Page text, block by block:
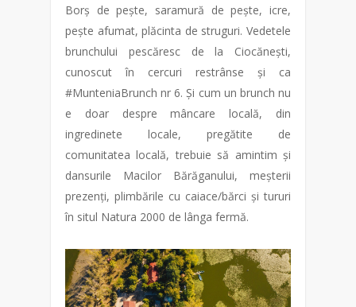
Borș de pește, saramură de pește, icre,
pește afumat, plăcinta de struguri. Vedetele
brunchului pescăresc de la Ciocănești,
cunoscut în cercuri restrânse și ca
#MunteniaBrunch nr 6. Și cum un brunch nu
e doar despre mâncare locală, din
ingredinete locale, pregătite de
comunitatea locală, trebuie să amintim și
dansurile Macilor Bărăganului, meșterii
prezenți, plimbările cu caiace/bărci și tururi
în situl Natura 2000 de lânga fermă.